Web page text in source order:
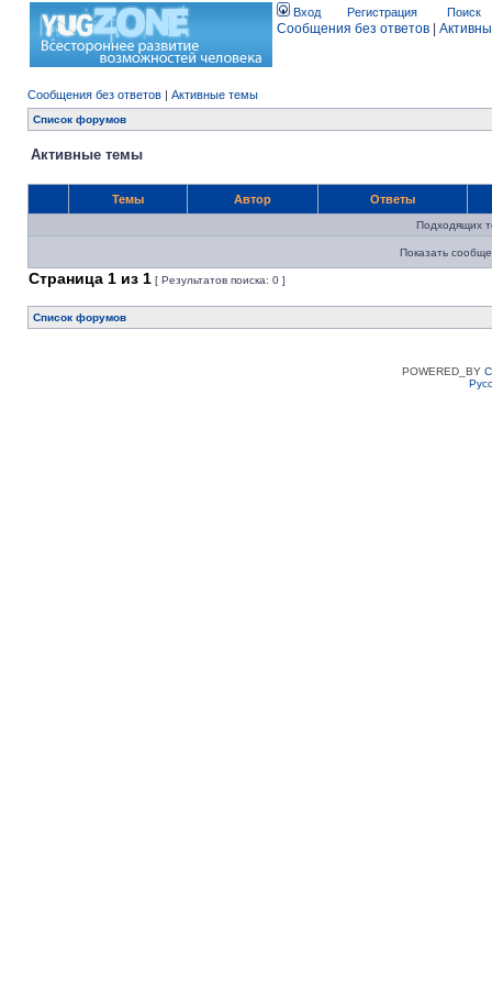
Вход Регистрация Поиск
Сообщения без ответов
Сообщения без ответов | Активные темы
Список форумов
Активные темы
Темы Автор Ответы
Подходящих
Показать
Страница 1 из 1 [ Результатов поиска: 0 ]
Список форумов
POWERED_BY